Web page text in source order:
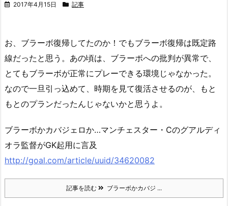
2017年4月15日 記事
お、ブラーボ復帰してたのか！でもブラーボ復帰は既定路
線だったと思う。あの頃は、ブラーボへの批判が異常で、
とてもブラーボが正常にプレーできる環境じゃなかった。
なので一旦引っ込めて、時期を見て復活させるのが、もと
もとのプランだったんじゃないかと思うよ。
ブラーボかカバジェロか…マンチェスター・Cのグアルディ
オラ監督がGK起用に言及
http://goal.com/article/uuid/34620082
記事を読む ブラーボかカバジ ...